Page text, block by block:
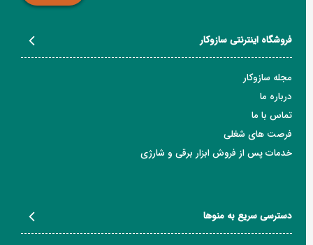
فروشگاه اینترنتی سازوکار
مجله سازوکار
درباره ما
تماس با ما
فرصت های شغلی
خدمات پس از فروش ابزار برقی و شارژی
دسترسی سریع به منوها